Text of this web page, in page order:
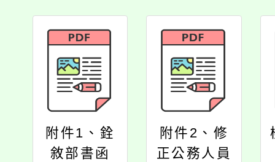
附件1、銓
敘部書函
附件2、修
正公務人員